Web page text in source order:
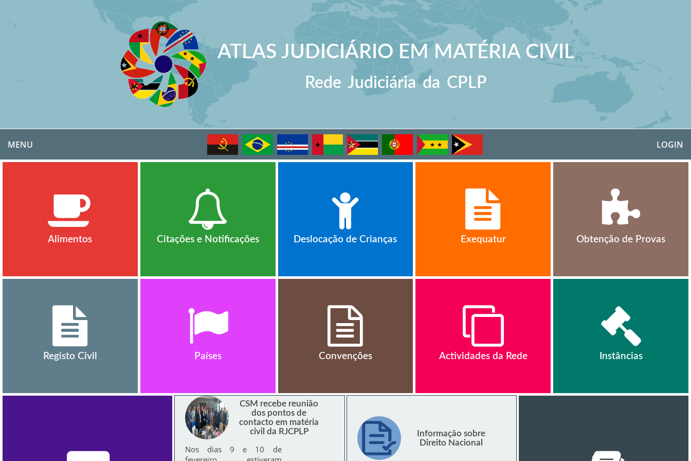
ATLAS JUDICIÁRIO EM MATÉRIA CIVIL
Rede Judiciária da CPLP
MENU LOGIN
Alimentos Citações e Notificações Deslocação de Crianças Exequatur Obtenção de Provas
Registo Civil Países Convenções Actividades da Rede Instâncias
CSM recebe reunião
dos pontos de
contacto em matéria
civil da RJCPLP
Nos dias 9 e 10 de
Informação sobre
Direito Nacional